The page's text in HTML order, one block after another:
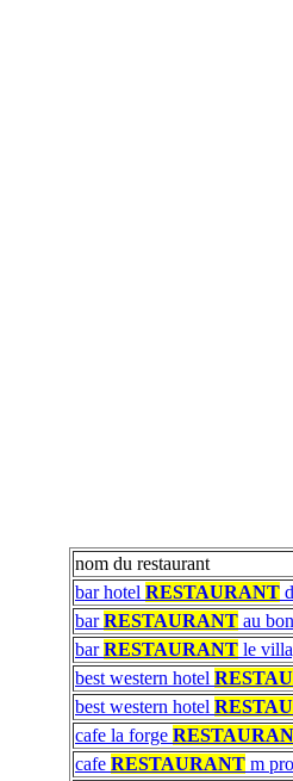
nom du restaurant
bar hotel RESTAURANT
barRESTAURANT au
barRESTAURANT le
best western hotel
best western hotel
cafe la forge
cafe RESTAURANT m